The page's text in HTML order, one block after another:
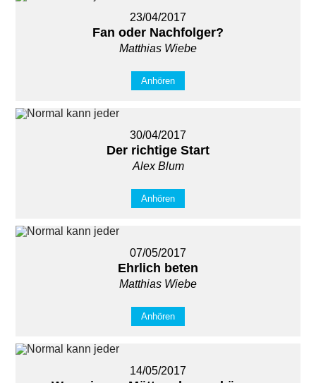
23/04/2017
Fan oder Nachfolger?
Matthias Wiebe
Anhören
30/04/2017
Der richtige Start
Alex Blum
Anhören
07/05/2017
Ehrlich beten
Matthias Wiebe
Anhören
14/05/2017